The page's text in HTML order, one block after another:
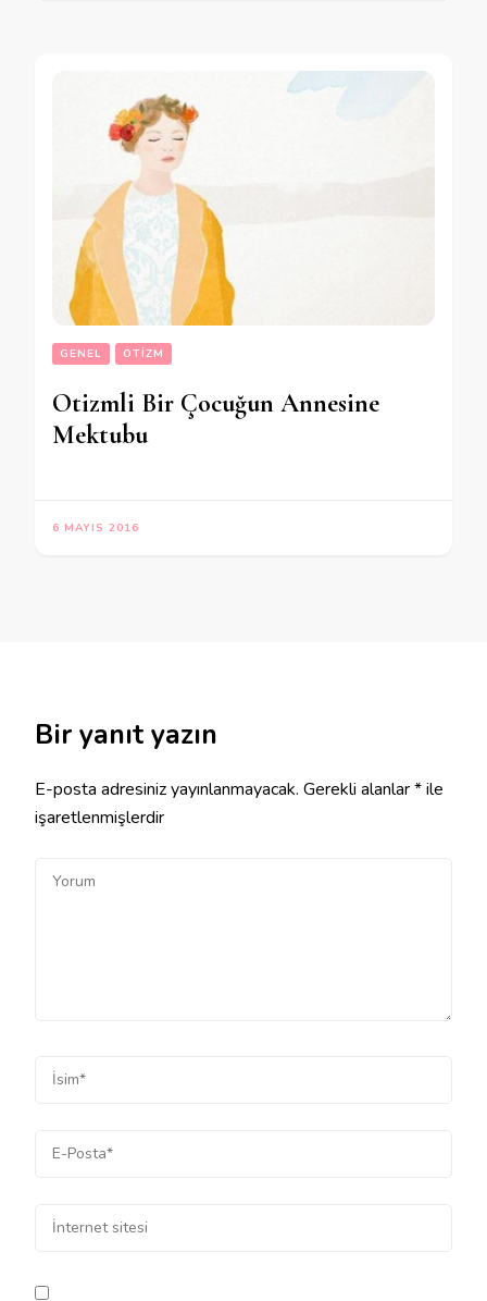
GENEL OTIZM
Otizmli Bir Çocuğun Annesine
Mektubu
6 MAYIS 2016
Bir yanıt yazın
E-posta adresiniz yayınlanmayacak. Gerekli alanlar*ile
işaretlenmişlerdir